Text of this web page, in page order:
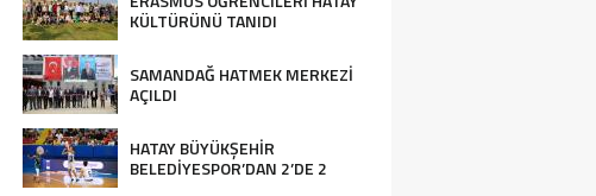
KÜLTÜRÜNÜ TANIDI
SAMANDAĞ HATMEK MERKEZİ
AÇILDI
HATAY BÜYÜKŞEHİR
BELEDİYESPOR’DAN 2’DE 2